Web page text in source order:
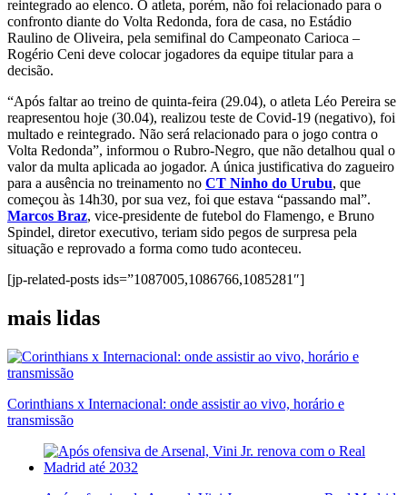
reintegrado ao elenco. O atleta, porém, não foi relacionado para o
confronto diante do Volta Redonda, fora de casa, no Estádio
Raulino de Oliveira, pela semifinal do Campeonato Carioca –
Rogério Ceni deve colocar jogadores da equipe titular para a
decisão.
“Após faltar ao treino de quinta-feira (29.04), o atleta Léo Pereira se
reapresentou hoje (30.04), realizou teste de Covid-19 (negativo), foi
multado e reintegrado. Não será relacionado para o jogo contra o
Volta Redonda”, informou o Rubro-Negro, que não detalhou qual o
valor da multa aplicada ao jogador. A única justificativa do zagueiro
para a ausência no treinamento no CT Ninho do Urubu, que
começou às 14h30, por sua vez, foi que estava “passando mal”.
Marcos Braz, vice-presidente de futebol do Flamengo, e Bruno
Spindel, diretor executivo, teriam sido pegos de surpresa pela
situação e reprovado a forma como tudo aconteceu.
[jp-related-posts ids=”1087005,1086766,1085281″]
mais lidas
Corinthians x Internacional: onde assistir ao vivo, horário e
transmissão